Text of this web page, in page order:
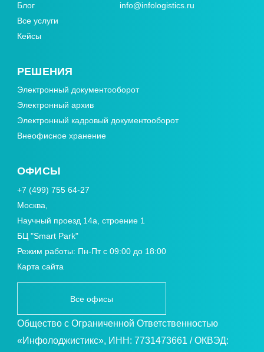
Блог
Все услуги
Кейсы
РЕШЕНИЯ
Электронный документооборот
Электронный архив
Электронный кадровый документооборот
Внеофисное хранение
info@infologistics.ru
ОФИСЫ
+7 (499) 755 64-27
Москва,
Научный проезд 14а, строение 1
БЦ "Smart Park"
Режим работы: Пн-Пт с 09:00 до 18:00
Карта сайта
Все офисы
Общество с Ограниченной Ответственностью
«Инфолоджистикс», ИНН: 7731473661 / ОКВЭД: